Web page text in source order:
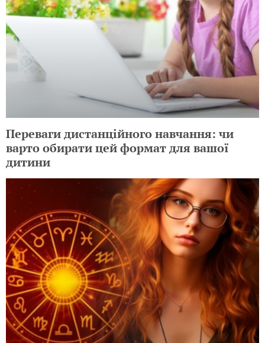
Переваги дистанційного навчання: чи
варто обирати цей формат для вашої
дитини